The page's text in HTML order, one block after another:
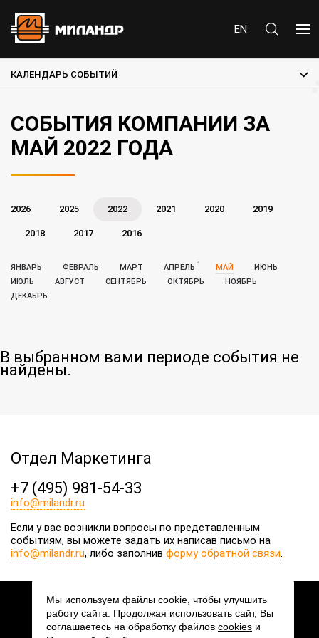
EN
КАЛЕНДАРЬ СОБЫТИЙ
СОБЫТИЯ КОМПАНИИ ЗА
МАЙ 2022 ГОДА
2026 2025 2022 2021 2020 2019
2018 2017 2016
ЯНВАРЬ ФЕВРАЛЬ МАРТ АПРЕЛЬ 1 МАЙ
ИЮНЬ
ИЮЛЬ
АВГУСТ СЕНТЯБРЬ ОКТЯБРЬ
НОЯБРЬ
ДЕКАБРЬ
В выбранном вами периоде события не
найдены.
Отдел Маркетинга
+7 (495) 981-54-33
info@milandr.ru
Если у вас возникли вопросы по представленным
событиям, вы можете задать их написав письмо на
info@milandr.ru, либо заполнив форму обратной связи.
2026 © АО «ПКК Миландр»
Мы в соцсетях:
Мы используем файлы cookie, чтобы улучшить
работу сайта. Продолжая использовать сайт, Вы
соглашаетесь на обработку файлов cookies и